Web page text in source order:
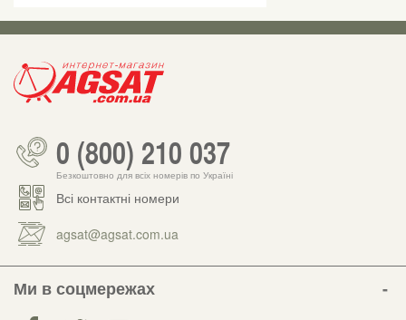
0 (800) 210 037
Безкоштовно для всіх номерів по Україні
Всі контактні номери
agsat@agsat.com.ua
Ми в соцмережах